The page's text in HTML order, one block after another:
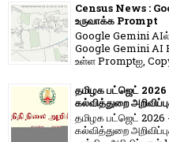
Census News :
உருவாக்க Prompt
Google Gemini
Google Gemini AI
உள்ள Promptஐ,
தமிழக பட்ஜெட்
கல்வித்துறை
தமிழக பட்ஜெட் 2026
கல்வித்துறை